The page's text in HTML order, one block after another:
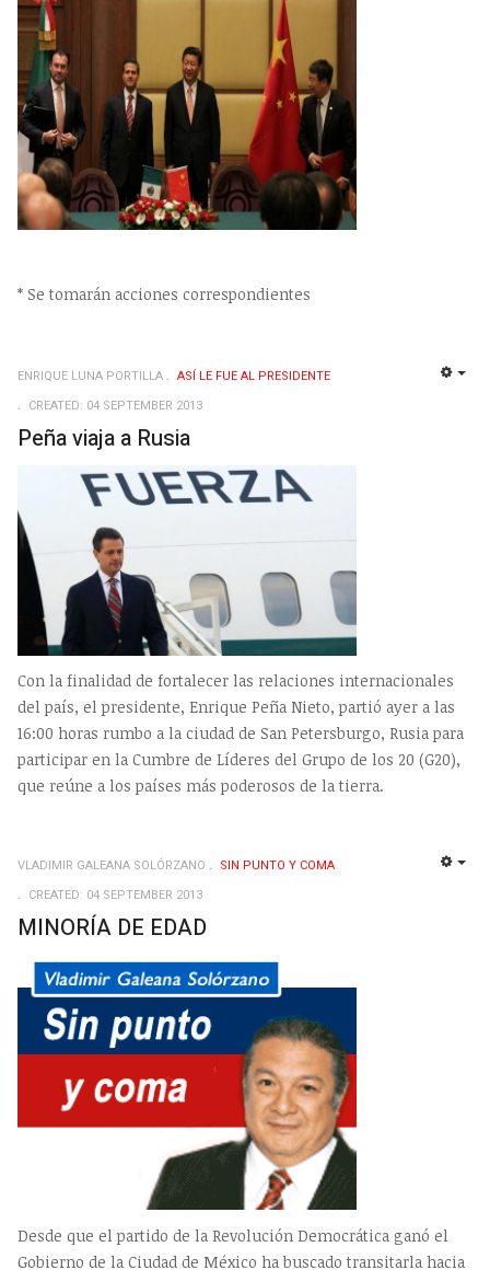
* Se tomarán acciones correspondientes
ENRIQUE LUNA PORTILLA
ASÍ­ LE FUE AL PRESIDENTE
CREATED: 04 SEPTEMBER 2013
Peña viaja a Rusia
Con la finalidad de fortalecer las relaciones internacionales
del país, el presidente, Enrique Peña Nieto, partió ayer a las
16:00 horas rumbo a la ciudad de San Petersburgo, Rusia para
participar en la Cumbre de Líderes del Grupo de los 20 (G20),
que reúne a los países más poderosos de la tierra.
VLADIMIR GALEANA SOLÓRZANO
SIN PUNTO Y COMA
CREATED: 04 SEPTEMBER 2013
MINORÍA DE EDAD
Desde que el partido de la Revolución Democrática ganó el
Gobierno de la Ciudad de México ha buscado transitarla hacia